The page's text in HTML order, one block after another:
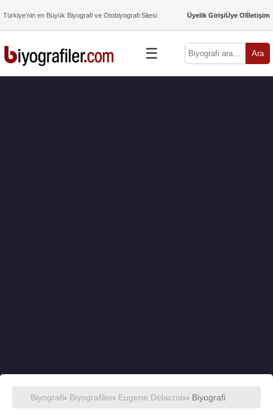
Türkiye’nin en Büyük Biyografi ve Otobiyografi Sitesi Üyelik GirişiÜye Olİletişim
☰ Ara
Biyografi› Biyografiler› Eugene Delacroix› Biyografi